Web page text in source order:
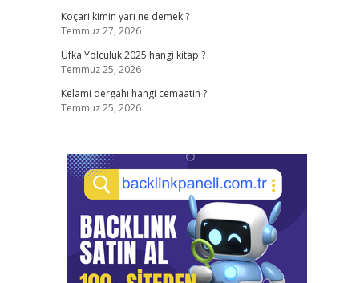
Koçari kimin yarı ne demek ?
Temmuz 27, 2026
Ufka Yolculuk 2025 hangi kitap ?
Temmuz 25, 2026
Kelami dergahı hangi cemaatin ?
Temmuz 25, 2026